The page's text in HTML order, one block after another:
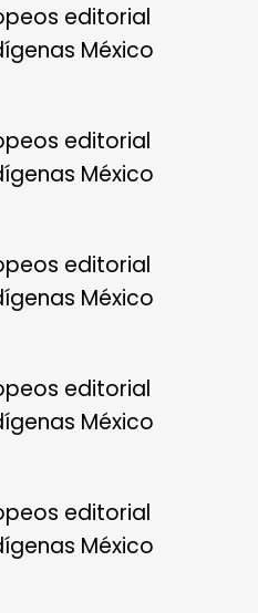
editorial
México
editorial
México
editorial
México
editorial
México
editorial
México